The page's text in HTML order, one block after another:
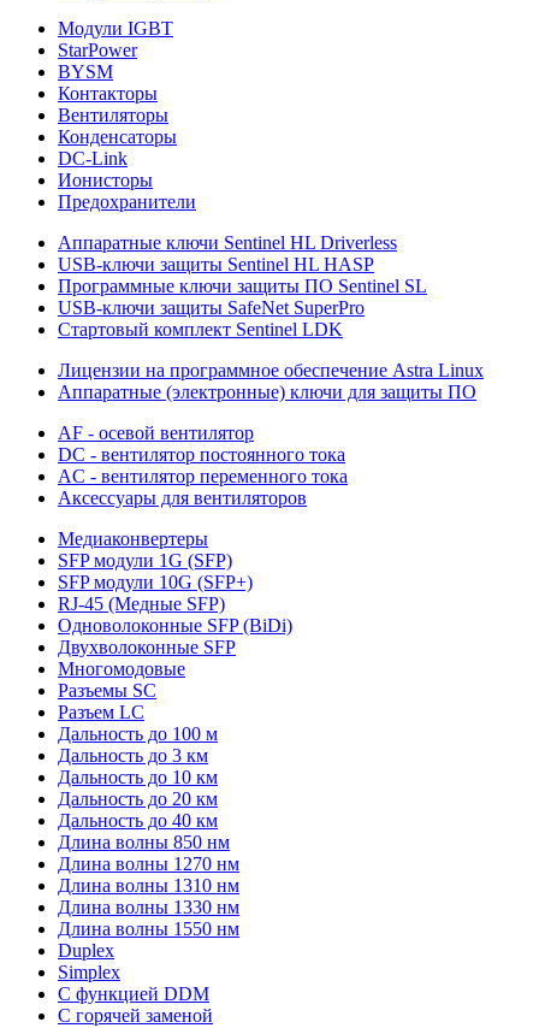
Модули IGBT
StarPower
BYSM
Контакторы
Вентиляторы
Конденсаторы
DC-Link
Ионисторы
Предохранители
Аппаратные ключи Sentinel HL Driverless
USB-ключи защиты Sentinel HL HASP
Программные ключи защиты ПО Sentinel SL
USB-ключи защиты SafeNet SuperPro
Стартовый комплект Sentinel LDK
Лицензии на программное обеспечение Astra Linux
Аппаратные (электронные) ключи для защиты ПО
AF - осевой вентилятор
DC - вентилятор постоянного тока
AC - вентилятор переменного тока
Аксессуары для вентиляторов
Медиаконвертеры
SFP модули 1G (SFP)
SFP модули 10G (SFP+)
RJ-45 (Медные SFP)
Одноволоконные SFP (BiDi)
Двухволоконные SFP
Многомодовые
Разъемы SC
Разъем LC
Дальность до 100 м
Дальность до 3 км
Дальность до 10 км
Дальность до 20 км
Дальность до 40 км
Длина волны 850 нм
Длина волны 1270 нм
Длина волны 1310 нм
Длина волны 1330 нм
Длина волны 1550 нм
Duplex
Simplex
С функцией DDM
С горячей заменой